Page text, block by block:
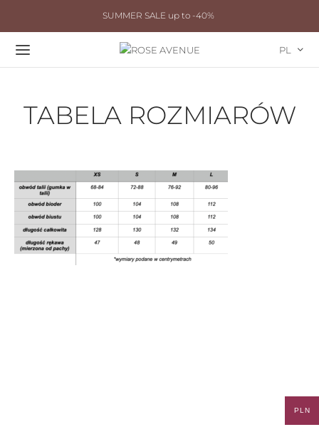
SUMMER SALE up to -40%
PL
TABELA ROZMIARÓW
PLN